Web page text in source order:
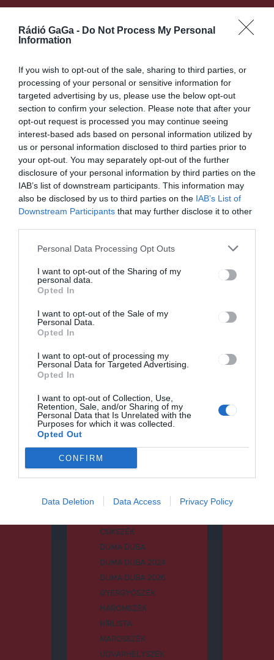
Rádió GaGa - Do Not Process My Personal
Information
If you wish to opt-out of the sale, sharing to third parties, or
processing of your personal or sensitive information for
targeted advertising by us, please use the below opt-out
section to confirm your selection. Please note that after your
opt-out request is processed you may continue seeing
interest-based ads based on personal information utilized by
us or personal information disclosed to third parties prior to
your opt-out. You may separately opt-out of the further
disclosure of your personal information by third parties on the
IAB’s list of downstream participants. This information may
also be disclosed by us to third parties on the IAB’s List of
Downstream Participants that may further disclose it to other
Personal Data Processing Opt Outs
I want to opt-out of the Sharing of my
personal data.
Opted In
I want to opt-out of the Sale of my
Personal Data.
Opted In
I want to opt-out of processing my
Personal Data for Targeted Advertising.
Opted In
I want to opt-out of Collection, Use,
Retention, Sale, and/or Sharing of my
Personal Data that Is Unrelated with the
Purposes for which it was collected.
Opted Out
CONFIRM
Data Deletion Data Access Privacy Policy
Ez is érdekelheti
CSÍKSZÉK,HÍRLISTA
Elkezdték kiosztani a digitális
hulladékszigetek
nyitókártyáit Csíkszeredában
CSÍKSZÉK
Szent László hadakozó
Keresés
Keresés:
Kategóriák
CSÍKSZÉK
DUMA DUBA
DUMA DUBA 2024
DUMA DUBA 2026
GYERGYÓSZÉK
HÁROMSZÉK
HÍRLISTA
MAROSSZÉK
UDVARHELYSZÉK